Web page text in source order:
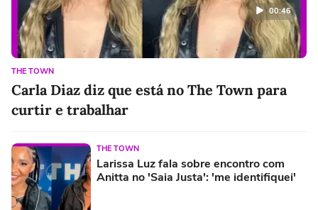
THE TOWN
Carla Diaz diz que está no The Town para
curtir e trabalhar
00:46
THE TOWN
Larissa Luz fala sobre encontro com
Anitta no 'Saia Justa': 'me identifiquei'